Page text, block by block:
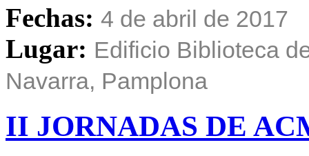
Fechas: 4 de abril de 2017
Lugar: Edificio Biblioteca
Navarra, Pamplona
II JORNADAS DE